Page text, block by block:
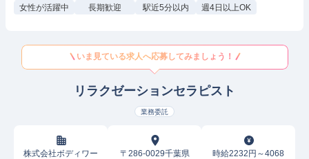
女性が活躍中
長期歓迎 駅近5分以内 週4日以上OK
いま見ている求人へ応募してみましょう！
リラクゼーションセラピスト
業務委託
株式会社ボディワー
〒286-0029千葉県
時給2232円～4068